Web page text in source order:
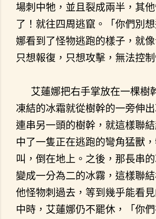
場刺中牠，並且裂成兩半，其
了！就往四周逃竄。「你們別
娜看到了怪物逃跑的樣子，就
只想報復，只想攻擊，無法控制
艾蓮娜把右手掌放在一棵樹
凍結的冰霜就從樹幹的一旁伸
連串另一頭的樹幹，就這樣聯
中了一隻正在逃跑的彎角猛獸
叫，倒在地上。之後，那長串的
變成一分為二的冰霧，這樣聯
他怪物刺過去，等到幾乎能看
中時，艾蓮娜仍不罷休，「你